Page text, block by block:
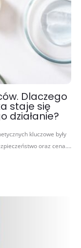
Dlaczego
staje się
działanie?
kluczowe były
oraz cena.…